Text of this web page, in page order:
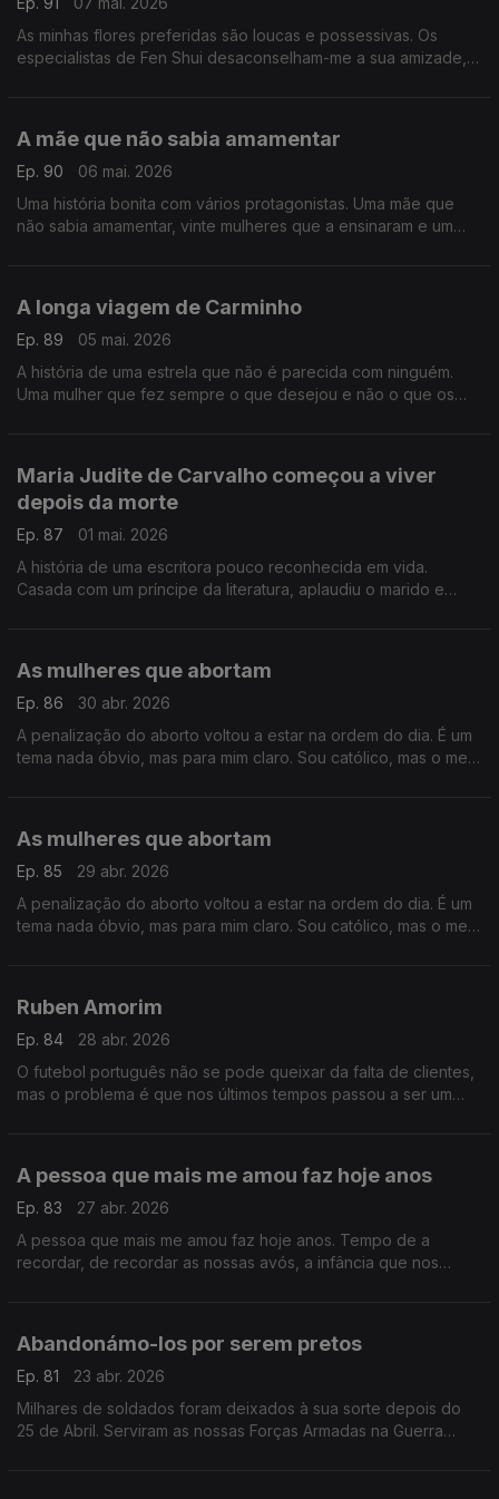
As minhas flores preferidas são loucas e possessivas. Os
especialistas de Fen Shui desaconselham-me a sua amizade,
A mãe que não sabia amamentar
Ep. 90
06 mai. 2026
Uma história bonita com vários protagonistas. Uma mãe que
não sabia amamentar, vinte mulheres que a ensinaram e um
A longa viagem de Carminho
Ep. 89
05 mai. 2026
A história de uma estrela que não é parecida com ninguém.
Uma mulher que fez sempre o que desejou e não o que os
Maria Judite de Carvalho começou a viver
depois da morte
Ep. 87
01 mai. 2026
A história de uma escritora pouco reconhecida em vida.
Casada com um príncipe da literatura, aplaudiu o marido e
As mulheres que abortam
Ep. 86
30 abr. 2026
A penalização do aborto voltou a estar na ordem do dia. É um
tema nada óbvio, mas para mim claro. Sou católico, mas o meu
As mulheres que abortam
Ep. 85
29 abr. 2026
A penalização do aborto voltou a estar na ordem do dia. É um
tema nada óbvio, mas para mim claro. Sou católico, mas o meu
Ruben Amorim
Ep. 84
28 abr. 2026
O futebol português não se pode queixar da falta de clientes,
mas o problema é que nos últimos tempos passou a ser um
A pessoa que mais me amou faz hoje anos
Ep. 83
27 abr. 2026
A pessoa que mais me amou faz hoje anos. Tempo de a
recordar, de recordar as nossas avós, a infância que nos
Abandonámo-los por serem pretos
Ep. 81
23 abr. 2026
Milhares de soldados foram deixados à sua sorte depois do
25 de Abril. Serviram as nossas Forças Armadas na Guerra